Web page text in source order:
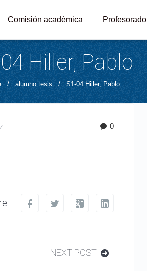
Comisión académica Profesorado
Hiller, Pablo
/ alumno tesis / S1-04 Hiller, Pablo
0
NEXT POST